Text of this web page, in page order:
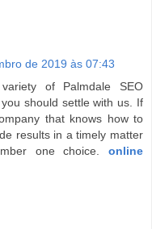
de 2019 às 07:43
of Palmdale SEO
should settle with us. If
that knows how to
results in a timely matter
one choice. online